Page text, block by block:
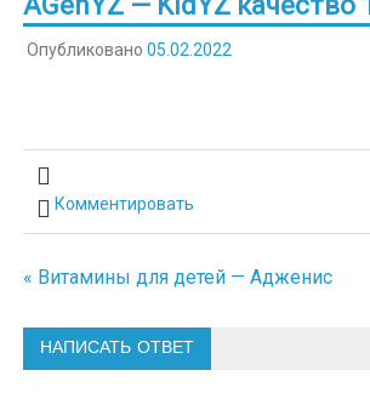
Опубликовано 05.02.2022
Комментировать
Навигация
по
записям
« Витамины для детей — Адженис
НАПИСАТЬ ОТВЕТ